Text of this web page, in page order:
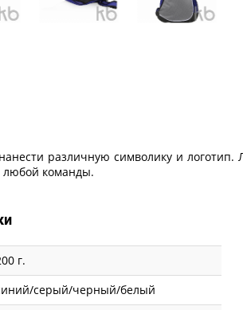
различную символику и
любой команды.
г.
серый/черный/белый